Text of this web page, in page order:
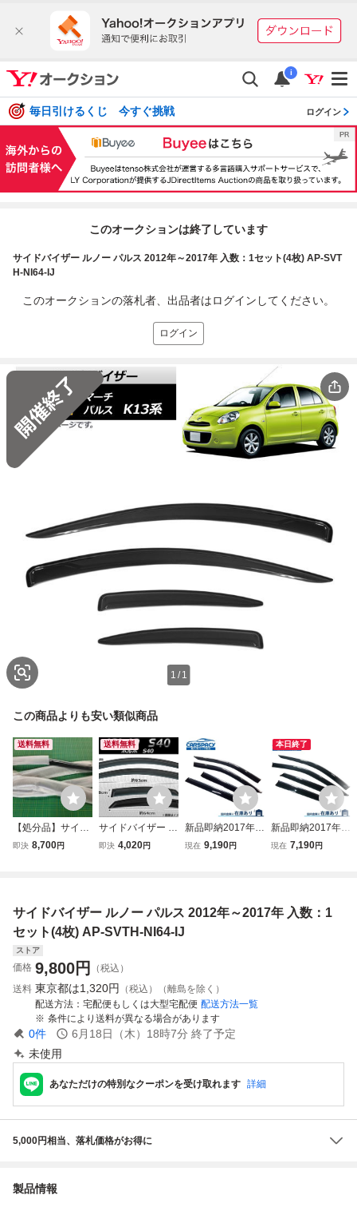
i
毎日引けるくじ 今すぐ挑戦 ログイン
このオークションは終了しています
サイドバイザー ルノー パルス 2012年～2017年 入数：1セット(4枚) AP-SVT
H-NI64-IJ
このオークションの落札者、出品者はログインしてください。
ログイン
1 / 1
この商品よりも安い類似商品
送料無料
【処分品】サイド
バイザー トヨタ
即決 8,700円
送料無料
サイドバイザー ボ
ルボ S40 2004年
即決 4,020円
新品即納2017年以
降 ジープ コンパ
現在 9,190円
本日終了
新品即納2017年以
降 アウディ Q5 FY
A 3AA-FYDGKA
現在 7,190円
サイドバイザー ルノー パルス 2012年～2017年 入数：1
セット(4枚) AP-SVTH-NI64-IJ
ストア
価格 9,800円
（税込）
送料 東京都は1,320円
（税込）（離島を除く）
配送方法
宅配便もしくは大型宅配便 配送方法一覧
条件により送料が異なる場合があります
0件 6月18日（木）18時7分 終了予定
未使用
あなただけの特別なクーポンを受け取れます 詳細
5,000円相当、落札価格がお得に
製品情報